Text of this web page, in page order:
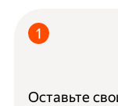
Оставьте